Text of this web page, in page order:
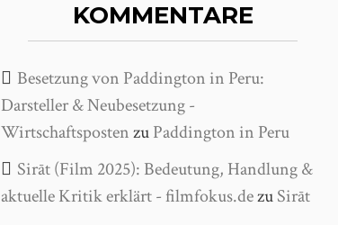
KOMMENTARE
Besetzung von Paddington in Peru:
Darsteller & Neubesetzung -
WirtschaftspostenzuPaddington in Peru
Sirāt (Film 2025): Bedeutung, Handlung &
aktuelle Kritik erklärt - filmfokus.dezuSirāt